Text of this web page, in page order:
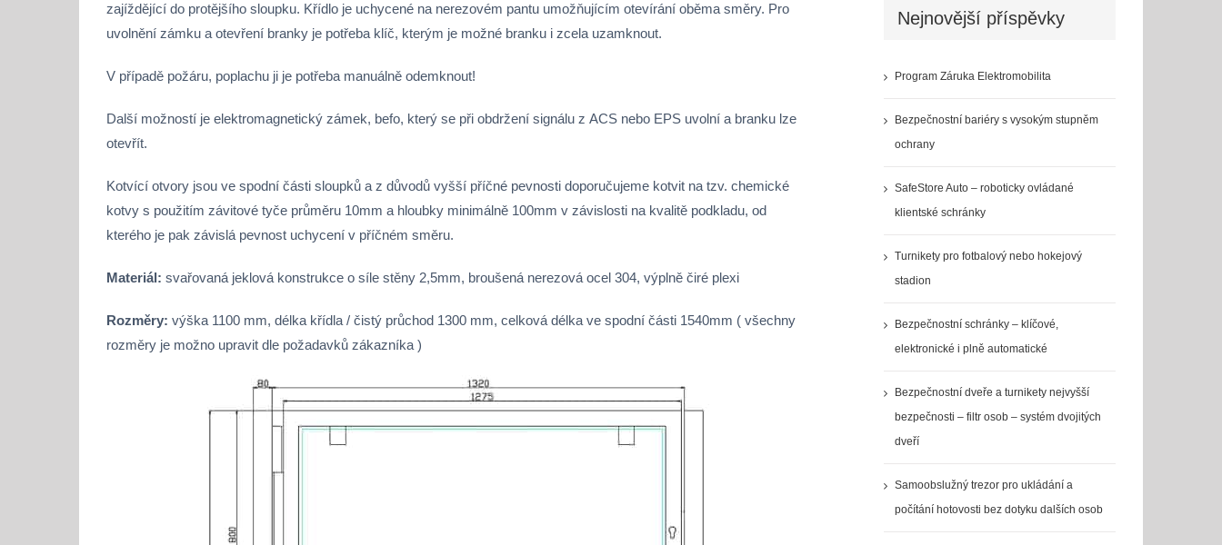
zajíždějící do protějšího sloupku. Křídlo je uchycené na nerezovém pantu umožňujícím otevírání oběma směry. Pro
uvolnění zámku a otevření branky je potřeba klíč, kterým je možné branku i zcela uzamknout.
V případě požáru, poplachu ji je potřeba manuálně odemknout!
Další možností je elektromagnetický zámek, befo, který se při obdržení signálu z ACS nebo EPS uvolní a branku lze
otevřít.
Kotvící otvory jsou ve spodní části sloupků a z důvodů vyšší příčné pevnosti doporučujeme kotvit na tzv. chemické
kotvy s použitím závitové tyče průměru 10mm a hloubky minimálně 100mm v závislosti na kvalitě podkladu, od
kterého je pak závislá pevnost uchycení v příčném směru.
Materiál: svařovaná jeklová konstrukce o síle stěny 2,5mm, broušená nerezová ocel 304, výplně čiré plexi
Rozměry: výška 1100 mm, délka křídla / čistý průchod 1300 mm, celková délka ve spodní části 1540mm ( všechny
rozměry je možno upravit dle požadavků zákazníka )
Nejnovější příspěvky
Program Záruka Elektromobilita
Bezpečnostní bariéry s vysokým stupněm
ochrany
SafeStore Auto – roboticky ovládané
klientské schránky
Turnikety pro fotbalový nebo hokejový
stadion
Bezpečnostní schránky – klíčové,
elektronické i plně automatické
Bezpečnostní dveře a turnikety nejvyšší
bezpečnosti – filtr osob – systém dvojitých
dveří
Samoobslužný trezor pro ukládání a
počítání hotovosti bez dotyku dalších osob